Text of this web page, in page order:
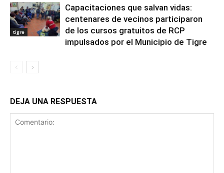
tigre
Capacitaciones que salvan vidas:
centenares de vecinos participaron
de los cursos gratuitos de RCP
impulsados por el Municipio de Tigre
DEJA UNA RESPUESTA